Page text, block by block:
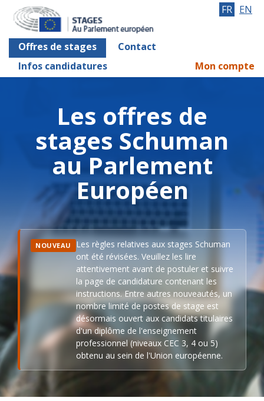
Offres de stages
Contact
Infos candidatures
FR EN
Mon compte
Les offres de
stages Schuman
au Parlement
Européen
NOUVEAU
Les règles relatives aux stages Schuman
ont été révisées. Veuillez les lire
attentivement avant de postuler et suivre
la page de candidature contenant les
instructions. Entre autres nouveautés, un
nombre limité de postes de stage est
désormais ouvert aux candidats titulaires
d'un diplôme de l'enseignement
professionnel (niveaux CEC 3, 4 ou 5)
obtenu au sein de l'Union européenne.